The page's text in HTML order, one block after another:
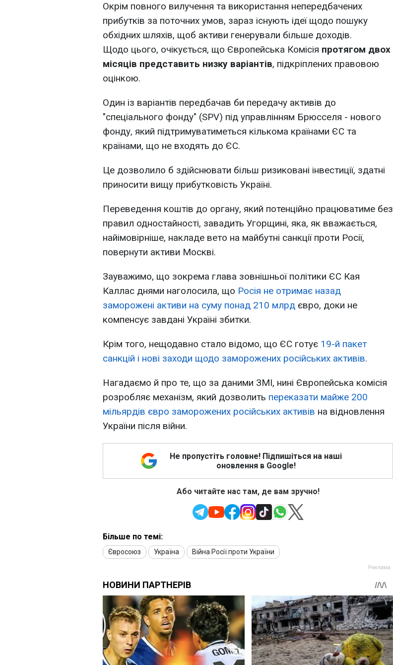
Окрім повного вилучення та використання непередбачених
прибутків за поточних умов, зараз існують ідеї щодо пошуку
обхідних шляхів, щоб активи генерували більше доходів.
Щодо цього, очікується, що Європейська Комісія протягом двох
місяців представить низку варіантів, підкріплених правовою
оцінкою.
Один із варіантів передбачав би передачу активів до
"спеціального фонду" (SPV) під управлінням Брюсселя - нового
фонду, який підтримуватиметься кількома країнами ЄС та
країнами, що не входять до ЄС.
Це дозволило б здійснювати більш ризиковані інвестиції, здатні
приносити вищу прибутковість Україні.
Переведення коштів до органу, який потенційно працюватиме без
правил одностайності, завадить Угорщині, яка, як вважається,
найімовірніше, накладе вето на майбутні санкції проти Росії,
повернути активи Москві.
Зауважимо, що зокрема глава зовнішньої політики ЄС Кая
Каллас днями наголосила, що Росія не отримає назад
заморожені активи на суму понад 210 млрд євро, доки не
компенсує завдані Україні збитки.
Крім того, нещодавно стало відомо, що ЄС готує 19-й пакет
санкцій і нові заходи щодо заморожених російських активів.
Нагадаємо й про те, що за даними ЗМІ, нині Європейська комісія
розробляє механізм, який дозволить переказати майже 200
мільярдів євро заморожених російських активів на відновлення
України після війни.
Не пропустіть головне! Підпишіться на наші
оновлення в Google!
Або читайте нас там, де вам зручно!
Більше по темі:
Євросоюз Україна Війна Росії проти України